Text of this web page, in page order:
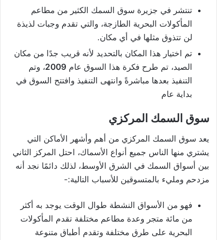
تنتشر في جزيرة سوق السمك الكثير من مطاعم
المأكولات البحرية الطازجة، والتي تقدم وجبات لذيذة
لن تتذوق مثلها في أي مكان.
تم اختيار هذا المكان بالتحديد لأنه قريب جدًا من مكان
الصيد، تم طرح فكرة هذا السوق عام 2009، وتم
التنفيذ بعدها مباشرةً وانتهى التنفيذ وافتتح السوق في
بداية عام
سوق السمك المركزي
يعد سوق السمك المركزي من أهم وأشهر الأماكن التي
يشتري منها الناس جميع أنواع الأسماك، احتل المركز الثاني
بين أسواق السمك في الشرق الأوسط، لذلك دائمًا نجد أنه
مزدحم ومليء بالمتسوقين للأسباب التالية:-
فهو من الأسواق النشطة طوال الوقت يوجد به أكثر
من مائة متجر وعدة مطاعم مختلفة تقدم المأكولات
البحرية على طرق مختلفة وتقدم أطباق متنوعة